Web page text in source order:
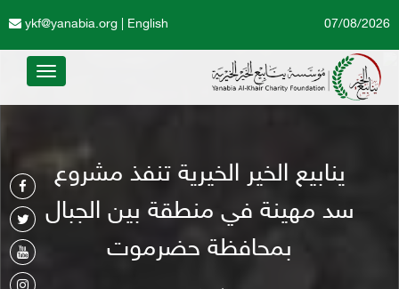
English
ykf@yanabia.org 07/08/2026
Toggle
ينابيع الخير الخيرية تنفذ مشروع
سد مهينة في منطقة بين الجبال
بمحافظة حضرموت